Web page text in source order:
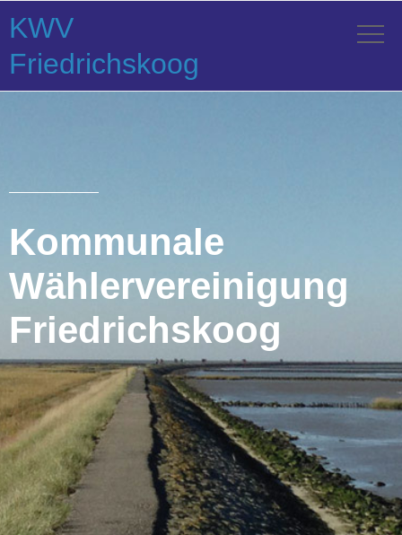
KWV
Friedrichskoog
Kommunale
Wählervereinigung
Friedrichskoog